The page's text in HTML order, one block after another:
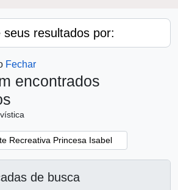
seus resultados por:
Fechar
encontrados
Recreativa Princesa Isabel
de busca